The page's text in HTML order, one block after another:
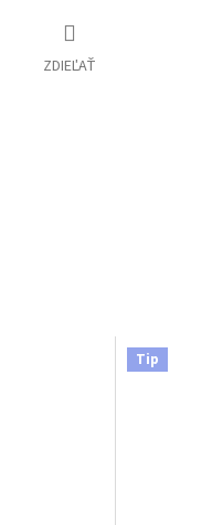
ZDIEĽAŤ
Tip